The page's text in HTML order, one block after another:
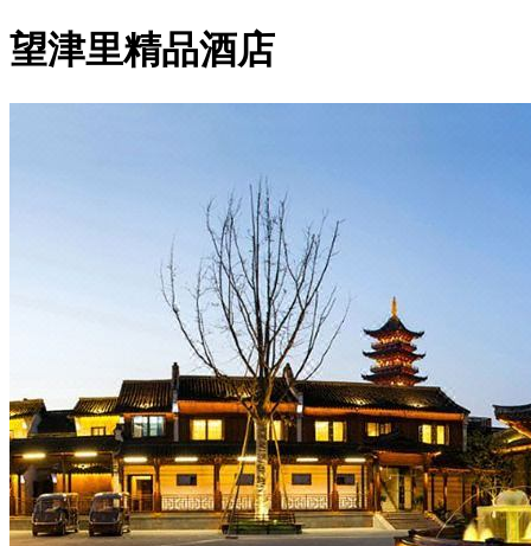
望津里精品酒店